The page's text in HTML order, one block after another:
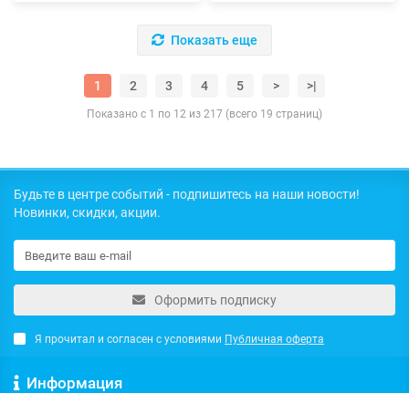
Показать еще
1 2 3 4 5 > >|
Показано с 1 по 12 из 217 (всего 19 страниц)
Будьте в центре событий - подпишитесь на наши новости!
Новинки, скидки, акции.
Оформить подписку
Я прочитал и согласен с условиями Публичная оферта
Информация